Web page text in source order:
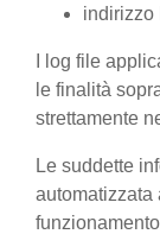
indirizzo
I log file
le finalità
strettamente
Le suddette
automatizzata